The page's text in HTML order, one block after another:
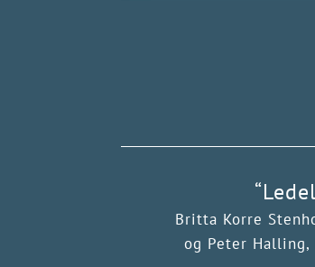
Britta Korre
og Peter Halling,